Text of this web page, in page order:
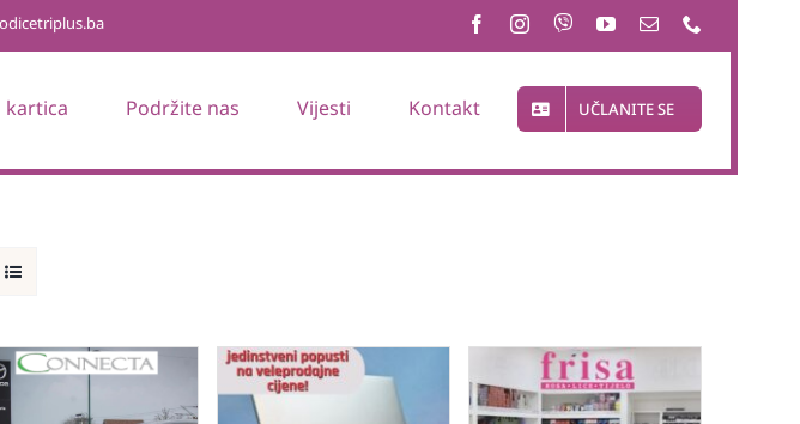
kartica Podržite nas Vijesti Kontakt UČLANITE SE